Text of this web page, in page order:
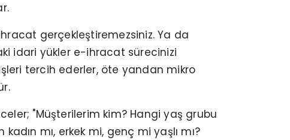
gerçekleştiremezsiniz. Ya da
idari yükler e-ihracat sürecinizi
tercih ederler, öte yandan mikro
"Müşterilerim kim? Hangi yaş grubu
mı, erkek mi, genç mi yaşlı mı?